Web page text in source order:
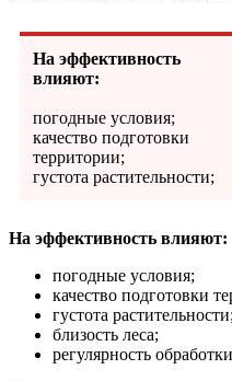
На эффективность
влияют:
погодные условия;
качество подготовки
территории;
густота растительности;
На эффективность влияют:
погодные условия;
качество подготовки
густота растительности;
близость леса;
регулярность